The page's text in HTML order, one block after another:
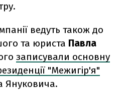
ведуть також до
та юриста Павла
записували основну
"Межигір'я"
Януковича.